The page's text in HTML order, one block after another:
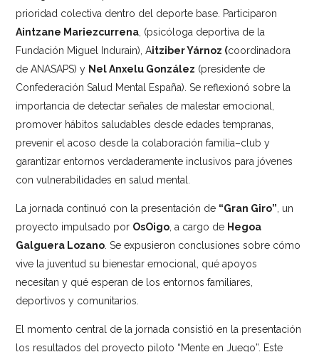
prioridad colectiva dentro del deporte base. Participaron
Aintzane Mariezcurrena , (psicóloga deportiva de la
Fundación Miguel Indurain), Aitziber Yárnoz (coordinadora
de ANASAPS) y Nel Anxelu González (presidente de
Confederación Salud Mental España). Se reflexionó sobre la
importancia de detectar señales de malestar emocional,
promover hábitos saludables desde edades tempranas,
prevenir el acoso desde la colaboración familia–club y
garantizar entornos verdaderamente inclusivos para jóvenes
con vulnerabilidades en salud mental.
La jornada continuó con la presentación de “Gran Giro” , un
proyecto impulsado por OsOigo , a cargo de Hegoa
Galguera Lozano . Se expusieron conclusiones sobre cómo
vive la juventud su bienestar emocional, qué apoyos
necesitan y qué esperan de los entornos familiares,
deportivos y comunitarios.
El momento central de la jornada consistió en la presentación
los resultados del proyecto piloto “Mente en Juego”. Este